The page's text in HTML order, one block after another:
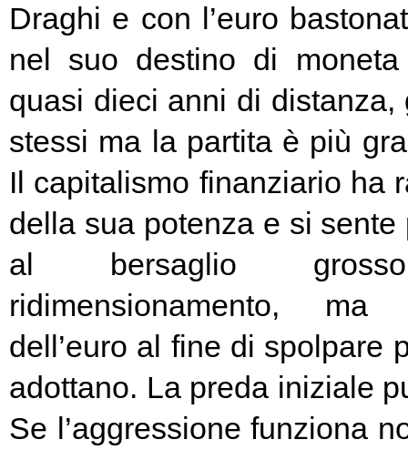
Draghi e con l’euro
nel suo destino di
quasi dieci anni di
stessi ma la partita è più
Il capitalismo finanziario ha
della sua potenza e si sente
al bersaglio
ridimensionamento,
dell’euro al fine di spolpare
adottano. La preda iniziale
Se l’aggressione funziona